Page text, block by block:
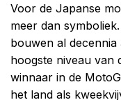
Voor de Japanse
meer dan
bouwen al
hoogste niveau van
winnaar in de
het land als